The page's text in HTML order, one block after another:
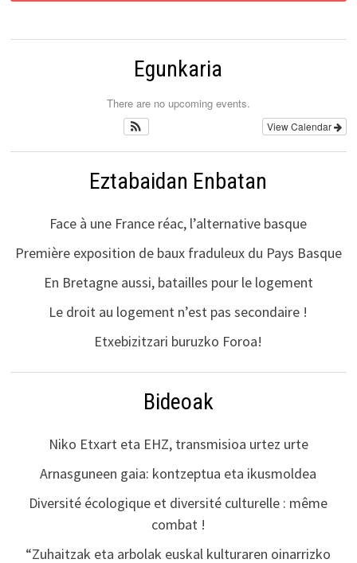
Egunkaria
There are no upcoming events.
View Calendar
Eztabaidan Enbatan
Face à une France réac, l’alternative basque
Première exposition de baux fraduleux du Pays Basque
En Bretagne aussi, batailles pour le logement
Le droit au logement n’est pas secondaire !
Etxebizitzari buruzko Foroa!
Bideoak
Niko Etxart eta EHZ, transmisioa urtez urte
Arnasguneen gaia: kontzeptua eta ikusmoldea
Diversité écologique et diversité culturelle : même
combat !
“Zuhaitzak eta arbolak euskal kulturaren oinarrizko